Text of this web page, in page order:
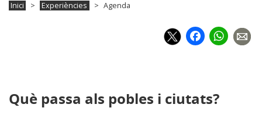
Inici Experiències Agenda
Què passa als pobles i ciutats?